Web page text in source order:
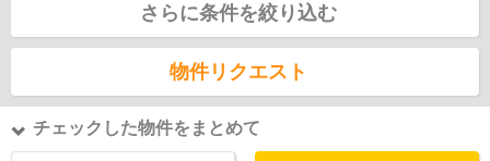
さらに条件を絞り込む
物件リクエスト
チェックした物件をまとめて